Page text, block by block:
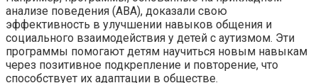
анализе поведения (ABA), доказали свою
эффективность в улучшении навыков общения и
социального взаимодействия у детей с аутизмом. Эти
программы помогают детям научиться новым навыкам
через позитивное подкрепление и повторение, что
способствует их адаптации в обществе.